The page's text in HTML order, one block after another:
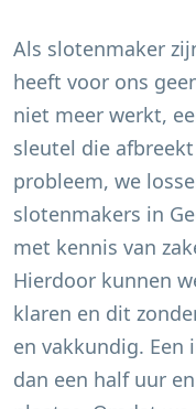
Als slotenmaker
heeft voor ons
niet meer werkt,
sleutel die
probleem, we
slotenmakers in
met kennis van
Hierdoor kunnen
klaren en dit
en vakkundig. Een
dan een half uur